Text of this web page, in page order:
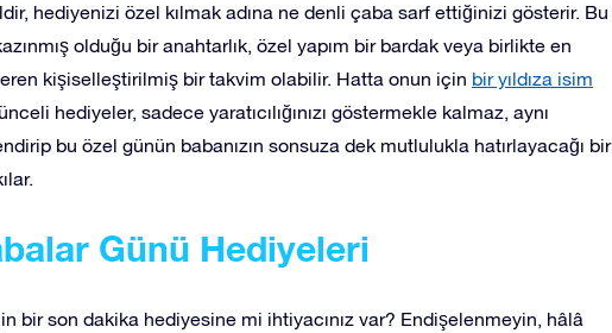
hediyenizi özel kılmak adına ne denli çaba sarf ettiğinizi gösterir. Bu
olduğu bir anahtarlık, özel yapım bir bardak veya birlikte en
kişiselleştirilmiş bir takvim olabilir. Hatta onun için bir yıldıza isim
hediyeler, sadece yaratıcılığınızı göstermekle kalmaz, aynı
bu özel günün babanızın sonsuza dek mutlulukla hatırlayacağı bir
Günü Hediyeleri
bir son dakika hediyesine mi ihtiyacınız var? Endişelenmeyin, hâlâ